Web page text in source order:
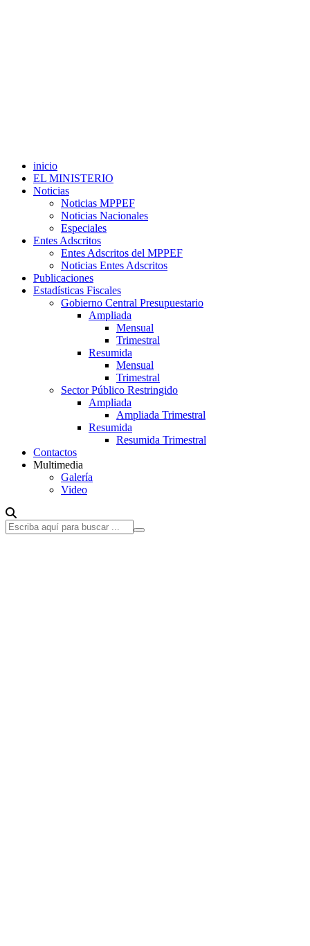
inicio
EL MINISTERIO
Noticias
Noticias MPPEF
Noticias Nacionales
Especiales
Entes Adscritos
Entes Adscritos del MPPEF
Noticias Entes Adscritos
Publicaciones
Estadísticas Fiscales
Gobierno Central Presupuestario
Ampliada
Mensual
Trimestral
Resumida
Mensual
Trimestral
Sector Público Restringido
Ampliada
Ampliada Trimestral
Resumida
Resumida Trimestral
Contactos
Multimedia
Galería
Video